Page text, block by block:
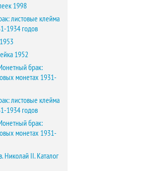
1998
листовые клейма
1934 годов
1952
брак:
монетах 1931-
листовые клейма
1934 годов
брак:
монетах 1931-
Николай II. Каталог